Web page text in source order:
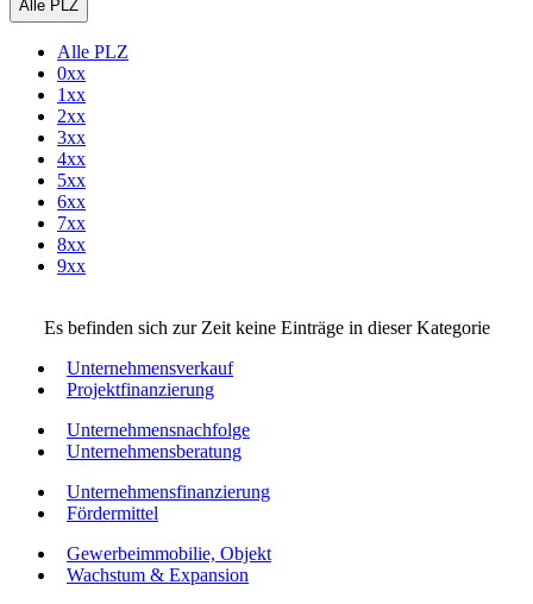
Alle PLZ
Alle PLZ
0xx
1xx
2xx
3xx
4xx
5xx
6xx
7xx
8xx
9xx
Es befinden sich zur Zeit keine Einträge in dieser Kategorie
Unternehmensverkauf
Projektfinanzierung
Unternehmensnachfolge
Unternehmensberatung
Unternehmensfinanzierung
Fördermittel
Gewerbeimmobilie, Objekt
Wachstum & Expansion